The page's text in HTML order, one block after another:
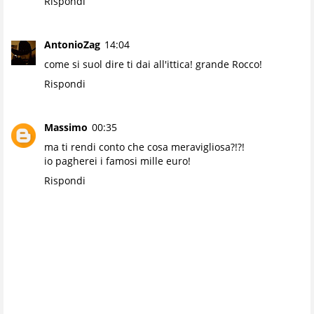
AntonioZag 14:04
come si suol dire ti dai all'ittica! grande Rocco!
Rispondi
Massimo 00:35
ma ti rendi conto che cosa meravigliosa?!?!
io pagherei i famosi mille euro!
Rispondi